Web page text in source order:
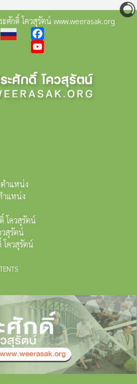
ศักดิ์ โควสุรัตน์ www.weerasak.org
Facebook
ตำแหน่ง
ำแหน่ง
โควสุรัตน์
วสุรัตน์
โควสุรัตน์